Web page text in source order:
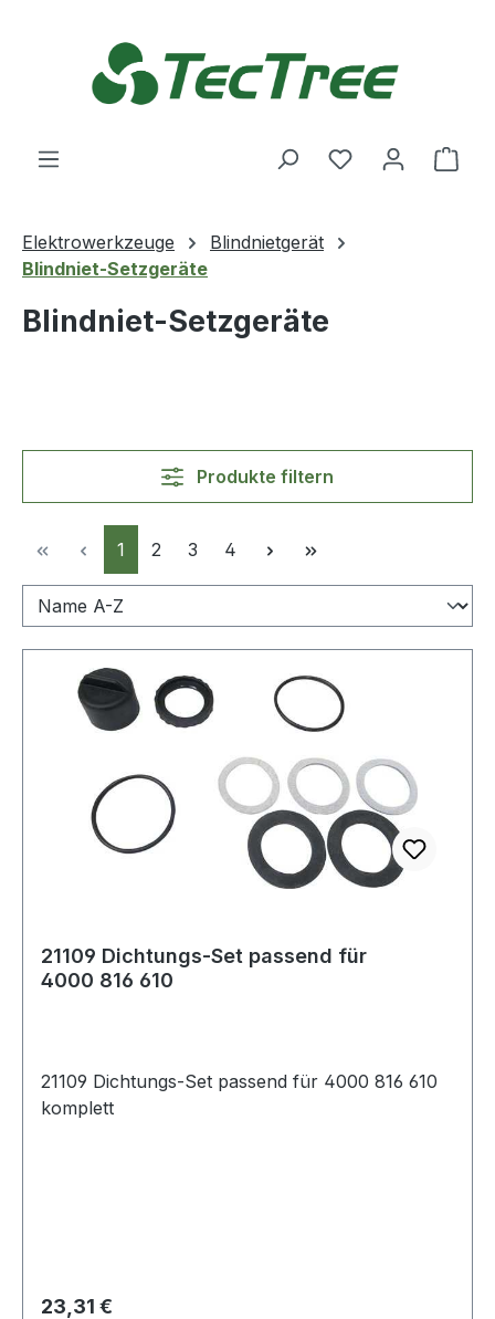
Du hast 0
Elektrowerkzeuge
Blindnietgerät
Blindniet-Setzgeräte
Blindniet-Setzgeräte
Produkte filtern
Seite
1 Seite
2 Seite
3 Seite
4
21109 Dichtungs-Set passend für
4000 816 610
21109 Dichtungs-Set passend für 4000 816 610
komplett
Regulärer Preis:
23,31 €